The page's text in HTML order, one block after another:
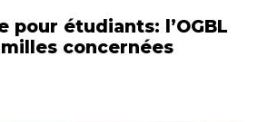
pour étudiants: l’OGBL
concernées